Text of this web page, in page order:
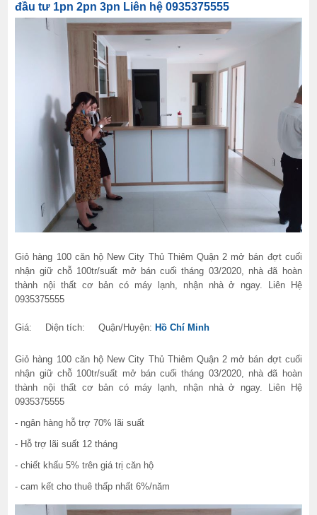
đầu tư 1pn 2pn 3pn Liên hệ 0935375555
Giỏ hàng 100 căn hộ New City Thủ Thiêm Quận 2 mở bán đợt cuối
nhận giữ chỗ 100tr/suất mở bán cuối tháng 03/2020, nhà đã hoàn
thành nội thất cơ bản có máy lạnh, nhận nhà ở ngay. Liên Hệ
0935375555
Giá: Diện tích: Quận/Huyện: Hồ Chí Minh
Giỏ hàng 100 căn hộ New City Thủ Thiêm Quận 2 mở bán đợt cuối
nhận giữ chỗ 100tr/suất mở bán cuối tháng 03/2020, nhà đã hoàn
thành nội thất cơ bản có máy lạnh, nhận nhà ở ngay. Liên Hệ
0935375555
- ngân hàng hỗ trợ 70% lãi suất
- Hỗ trợ lãi suất 12 tháng
- chiết khấu 5% trên giá trị căn hộ
- cam kết cho thuê thấp nhất 6%/năm